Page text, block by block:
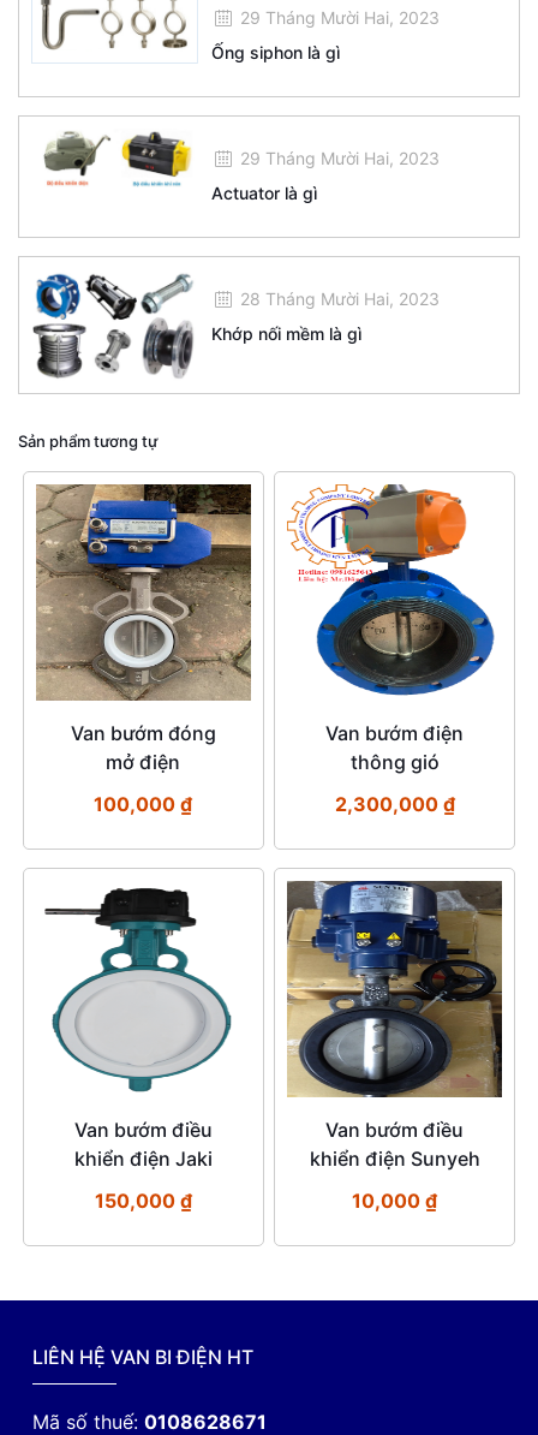
29 Tháng Mười Hai, 2023
Ống siphon là gì
29 Tháng Mười Hai, 2023
Actuator là gì
28 Tháng Mười Hai, 2023
Khớp nối mềm là gì
Sản phẩm tương tự
Van bướm đóng
mở điện
100,000₫
Van bướm điện
thông gió
2,300,000 ₫
Van bướm điều
khiển điện Jaki
150,000 ₫
Van bướm điều
khiển điện Sunyeh
10,000₫
LIÊN HỆ VAN BI ĐIỆN HT
Mã số thuế: 0108628671